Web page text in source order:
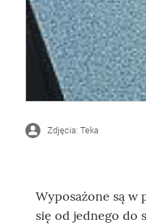
Zdjęcia: Teka
Wyposażone są w
się od jednego do